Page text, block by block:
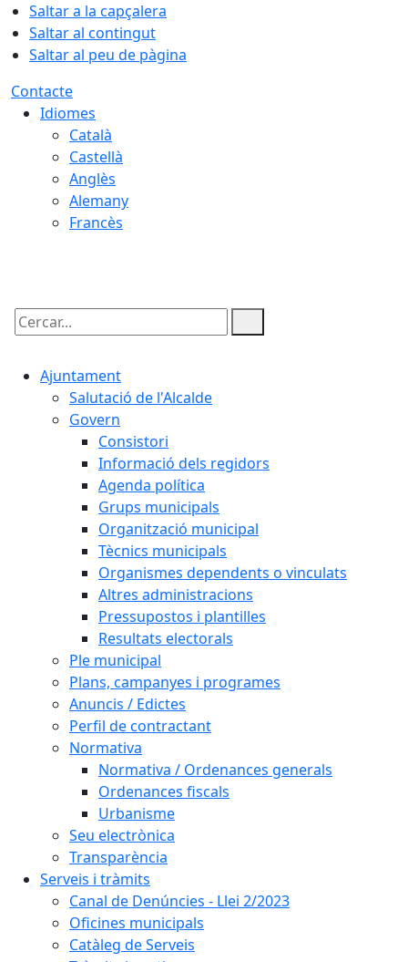
Saltar a la capçalera
Saltar al contingut
Saltar al peu de pàgina
Contacte
Idiomes
Català
Castellà
Anglès
Alemany
Francès
Cercar:
Ajuntament
Salutació de l'Alcalde
Govern
Consistori
Informació dels regidors
Agenda política
Grups municipals
Organització municipal
Tècnics municipals
Organismes dependents o vinculats
Altres administracions
Pressupostos i plantilles
Resultats electorals
Ple municipal
Plans, campanyes i programes
Anuncis / Edictes
Perfil de contractant
Normativa
Normativa / Ordenances generals
Ordenances fiscals
Urbanisme
Seu electrònica
Transparència
Serveis i tràmits
Canal de Denúncies - Llei 2/2023
Oficines municipals
Catàleg de Serveis